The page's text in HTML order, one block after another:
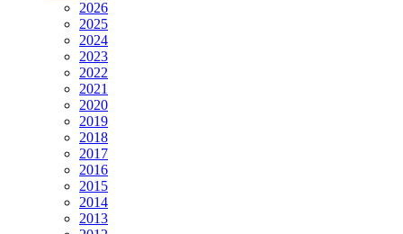
2026
2025
2024
2023
2022
2021
2020
2019
2018
2017
2016
2015
2014
2013